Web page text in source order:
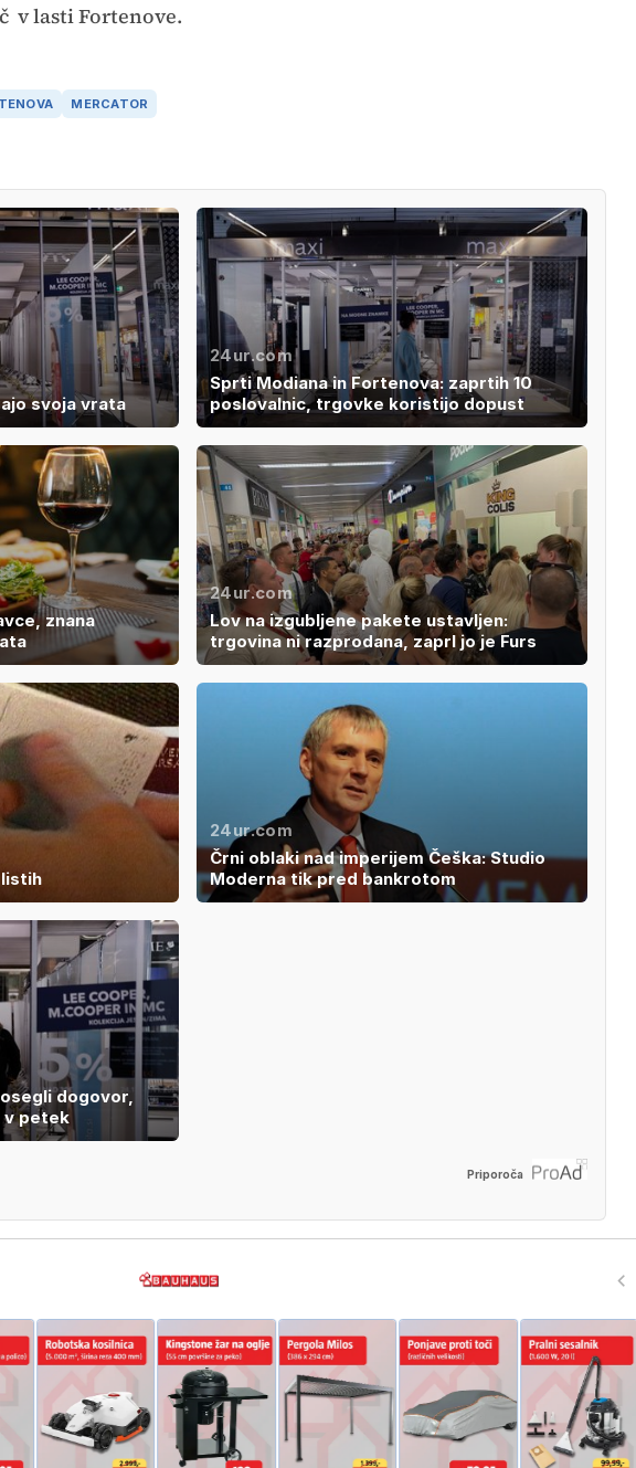
v lasti Fortenove.
MERCATOR
svoja vrata
24ur.com
Sprti Modiana in Fortenova: zaprtih 10
poslovalnic, trgovke koristijo dopust
znana
24ur.com
Lov na izgubljene pakete ustavljen:
trgovina ni razprodana, zaprl jo je Furs
24ur.com
Črni oblaki nad imperijem Češka: Studio
Moderna tik pred bankrotom
dogovor,
v petek
Priporoča